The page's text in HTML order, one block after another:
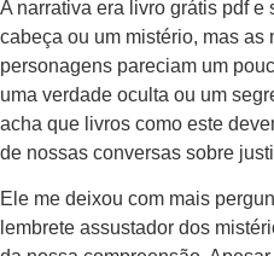
A narrativa era livro grátis pdf e
cabeça ou um mistério, mas
personagens pareciam um
uma verdade oculta ou um
acha que livros como este
de nossas conversas sobre
Ele me deixou com mais
lembrete assustador dos